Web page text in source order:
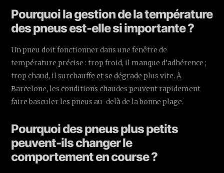
Pourquoi la gestion de la température
des pneus est-elle si importante ?
Un pneu doit fonctionner dans une fenêtre de
température précise : trop froid, il manque d’adhérence ;
trop chaud, il surchauffe et se dégrade plus vite. À
Barcelone, les conditions chaudes peuvent rapidement
faire basculer les pneus au-delà de la bonne plage.
Pourquoi des pneus plus petits
peuvent-ils changer le
comportement en course ?